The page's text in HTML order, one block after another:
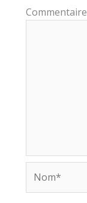
Commentaire